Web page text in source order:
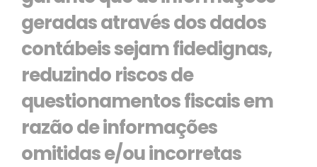
geradas através dos dados
contábeis sejam fidedignas,
reduzindo riscos de
questionamentos fiscais em
razão de informações
omitidas e/ou incorretas